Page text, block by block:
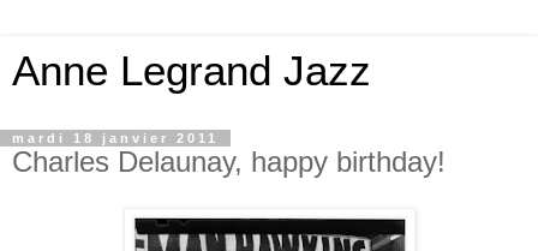
Anne Legrand Jazz
mardi 18 janvier 2011
Charles Delaunay, happy birthday!